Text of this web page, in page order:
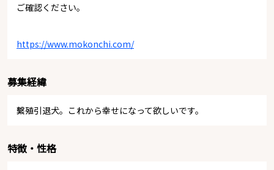
ご確認ください。
https://www.mokonchi.com/
募集経緯
繫殖引退犬。これから幸せになって欲しいです。
特徴・性格